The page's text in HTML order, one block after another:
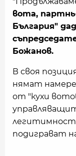
вота,
България"
Божанов.
В своя
нямат
от "кухи
легитимност
подиграват